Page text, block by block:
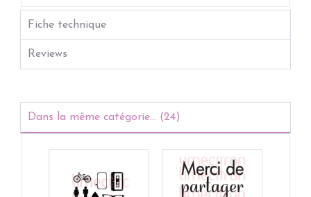
Fiche technique
Reviews
Dans la même catégorie... (24)